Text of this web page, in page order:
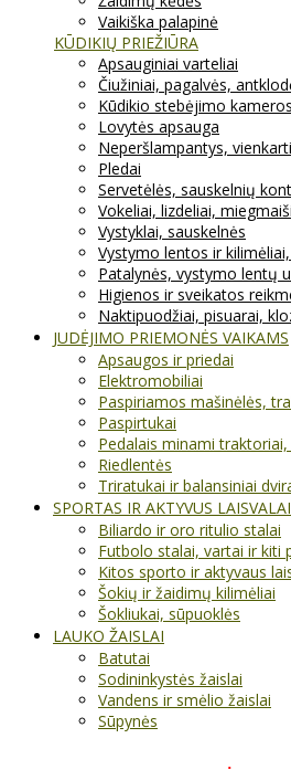
Vaikiška palapinė
KŪDIKIŲ PRIEŽIŪRA
Apsauginiai varteliai
Čiužiniai, pagalvės,
Kūdikio stebėjimo kameros
Lovytės apsauga
Neperšlampantys,
Pledai
Servetėlės, sauskelnių
Vokeliai, lizdeliai,
Vystyklai, sauskelnės
Vystymo lentos ir
Patalynės, vystymo lentų
Higienos ir sveikatos
Naktipuodžiai, pisuarai,
JUDĖJIMO PRIEMONĖS VAIKAMS
Apsaugos ir priedai
Elektromobiliai
Paspiriamos mašinėlės,
Paspirtukai
Pedalais minami
Riedlentės
Triratukai ir balansiniai
SPORTAS IR AKTYVUS
Biliardo ir oro ritulio stalai
Futbolo stalai, vartai ir kiti
Kitos sporto ir aktyvaus
Šokių ir žaidimų kilimėliai
Šokliukai, sūpuoklės
LAUKO ŽAISLAI
Batutai
Sodininkystės žaislai
Vandens ir smėlio žaislai
Sūpynės